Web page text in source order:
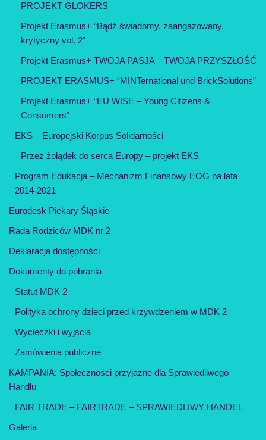
PROJEKT GLOKERS
Projekt Erasmus+ “Bądź świadomy, zaangażowany,
krytyczny vol. 2”
Projekt Erasmus+ TWOJA PASJA – TWOJA PRZYSZŁOŚĆ
PROJEKT ERASMUS+ “MINTernational und BrickSolutions”
Projekt Erasmus+ “EU WISE – Young Citizens &
Consumers”
EKS – Europejski Korpus Solidarności
Przez żołądek do serca Europy – projekt EKS
Program Edukacja – Mechanizm Finansowy EOG na lata
2014-2021
Eurodesk Piekary Śląskie
Rada Rodziców MDK nr 2
Deklaracja dostępności
Dokumenty do pobrania
Statut MDK 2
Polityka ochrony dzieci przed krzywdzeniem w MDK 2
Wycieczki i wyjścia
Zamówienia publiczne
KAMPANIA: Społeczności przyjazne dla Sprawiedliwego
Handlu
FAIR TRADE – FAIRTRADE – SPRAWIEDLIWY HANDEL
Galeria